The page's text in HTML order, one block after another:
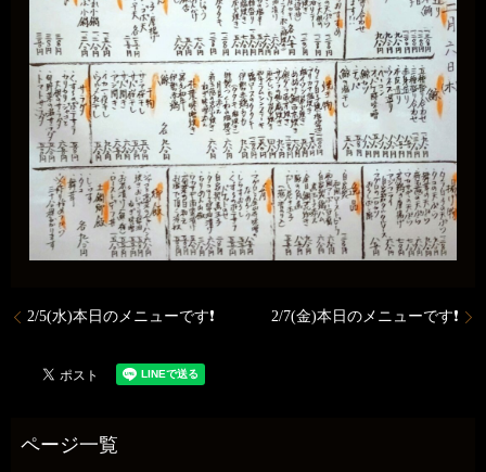
2/5(水)本日のメニューです❗️ 2/7(金)本日のメニューです❗️